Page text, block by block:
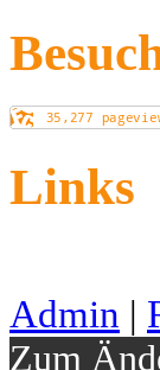
Links
Admin |
Zum